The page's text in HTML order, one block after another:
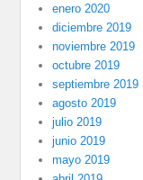
enero 2020
diciembre 2019
noviembre 2019
octubre 2019
septiembre 2019
agosto 2019
julio 2019
junio 2019
mayo 2019